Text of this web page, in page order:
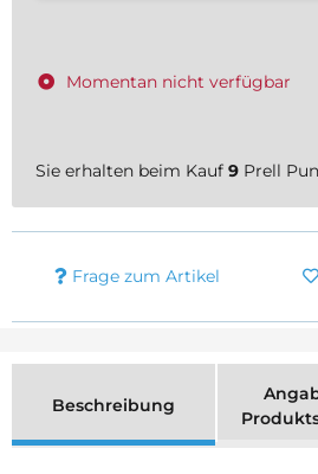
Momentan nicht verfügbar
Sie erhalten beim Kauf 9 Prell
Frage zum Artikel
Beschreibung